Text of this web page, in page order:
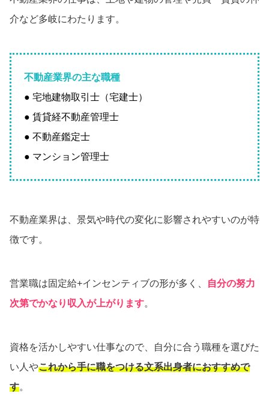
介など多岐にわたります。
不動産業界の主な職種
● 宅地建物取引士（宅建士）
● 賃貸経不動産管理士
● 不動産鑑定士
● マンション管理士
不動産業界は、景気や時代の変化に影響されやすいのが特
徴です。
営業職は固定給+インセンティブの形が多く、
自分の努力
次第でかなり収入が上がります。
資格を活かしやすい仕事なので、自分に合う職種を選びた
い人やこれから手に職をつける文系出身者におすすめで
す。